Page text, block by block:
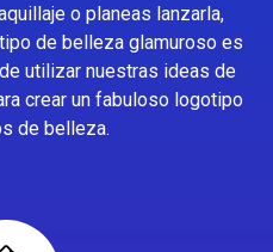
o planeas lanzarla,
de belleza glamuroso es
utilizar nuestras ideas de
crear un fabuloso logotipo
de belleza.